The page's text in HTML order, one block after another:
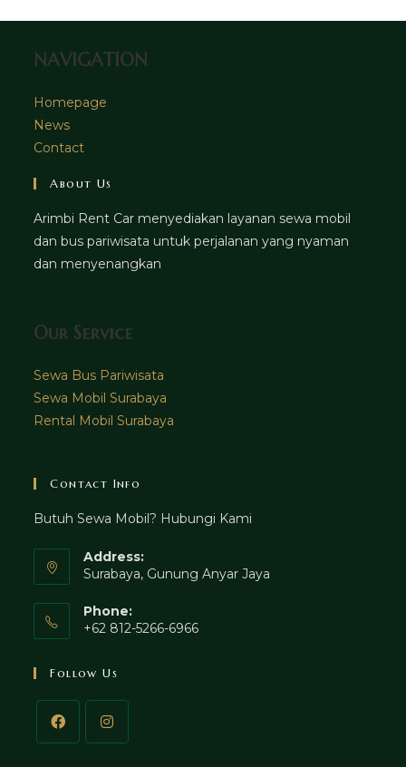
tab
NAVIGATION
Homepage
News
Contact
About Us
Arimbi Rent Car menyediakan layanan sewa mobil
dan bus pariwisata untuk perjalanan yang nyaman
dan menyenangkan
Our Service
Sewa Bus Pariwisata
Sewa Mobil Surabaya
Rental Mobil Surabaya
Contact Info
Butuh Sewa Mobil? Hubungi Kami
Address:
Surabaya, Gunung Anyar Jaya
Phone:
+62 812-5266-6966
Follow Us